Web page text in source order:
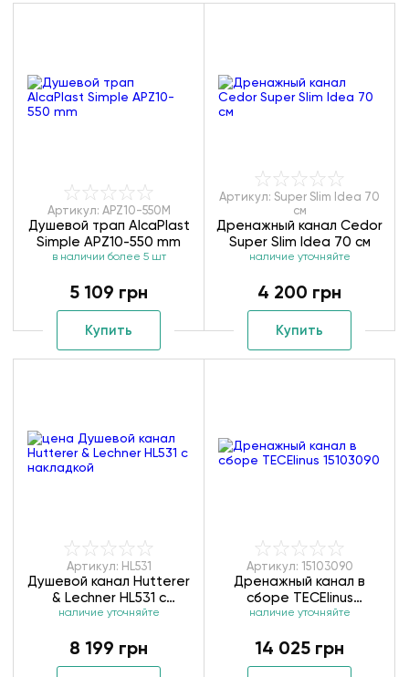
Артикул: APZ10-550M
Душевой трап AlcaPlast
Simple APZ10-550 mm
в наличии более 5 шт
5 109 грн
Купить
Артикул: Super Slim Idea 70
см
Дренажный канал Cedor
Super Slim Idea 70 см
наличие уточняйте
4 200 грн
Купить
Артикул: HL531
Душевой канал Hutterer
& Lechner HL531 с
накладкой под плитку
наличие уточняйте
8 199 грн
Артикул: 15103090
Дренажный канал в
сборе TECElinus
15103090
наличие уточняйте
14 025 грн